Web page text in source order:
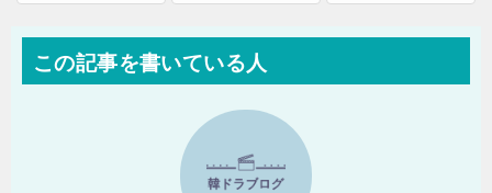
この記事を書いている人